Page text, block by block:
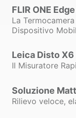
FLIR ONE
La
Dispositivo
Leica Disto X6
Il Misuratore
Soluzione
Rilievo veloce,
un
funzione.